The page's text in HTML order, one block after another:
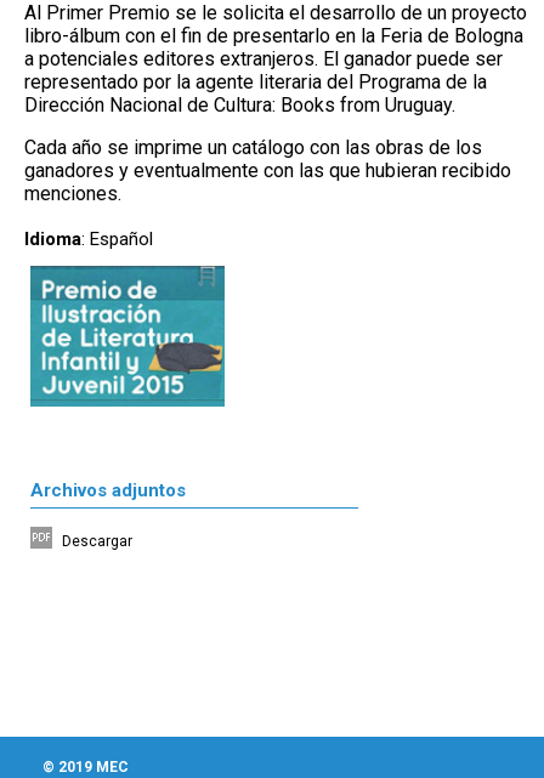
Al Primer Premio se le solicita el desarrollo de un proyecto
libro-álbum con el fin de presentarlo en la Feria de Bologna
a potenciales editores extranjeros. El ganador puede ser
representado por la agente literaria del Programa de la
Dirección Nacional de Cultura: Books from Uruguay.
Cada año se imprime un catálogo con las obras de los
ganadores y eventualmente con las que hubieran recibido
menciones.
Idioma: Español
Archivos adjuntos
Descargar
© 2019 MEC